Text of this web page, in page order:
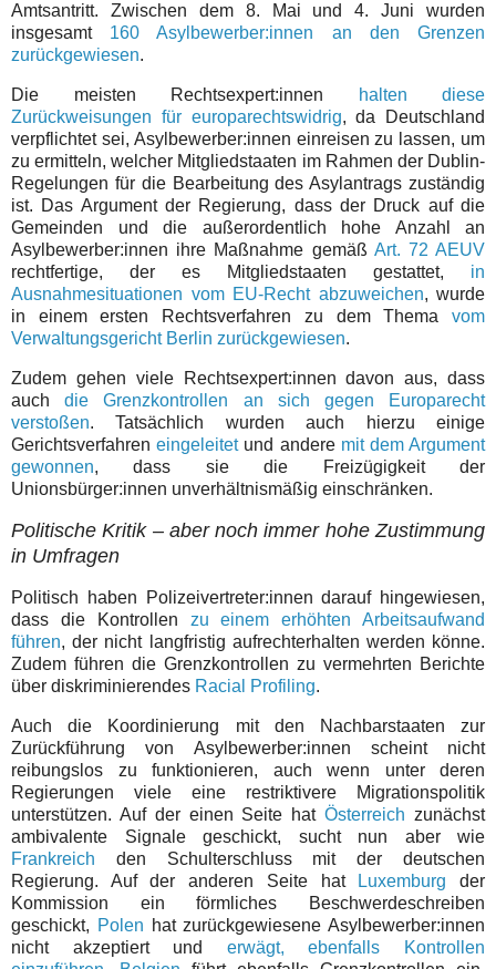
Amtsantritt. Zwischen dem 8. Mai und 4. Juni wurden
insgesamt 160 Asylbewerber:innen an den Grenzen
zurückgewiesen.
Die meisten Rechtsexpert:innen
halten diese
Zurückweisungen für europarechtswidrig, da Deutschland
verpflichtet sei, Asylbewerber:innen einreisen zu lassen, um
zu ermitteln, welcher Mitgliedstaaten im Rahmen der Dublin-
Regelungen für die Bearbeitung des Asylantrags zuständig
ist. Das Argument der Regierung, dass der Druck auf die
Gemeinden und die außerordentlich hohe Anzahl an
Asylbewerber:innen ihre Maßnahme gemäß Art. 72 AEUV
rechtfertige, der es Mitgliedstaaten gestattet, in
Ausnahmesituationen vom EU-Recht abzuweichen, wurde
in einem ersten Rechtsverfahren zu dem Thema vom
Verwaltungsgericht Berlin zurückgewiesen.
Zudem gehen viele Rechtsexpert:innen davon aus, dass
auchdie Grenzkontrollen an sich gegen Europarecht
verstoßen. Tatsächlich wurden auch hierzu einige
Gerichtsverfahreneingeleitetund andere mit dem Argument
gewonnen, dass sie die Freizügigkeit der
Unionsbürger:innen unverhältnismäßig einschränken.
Politische Kritik – aber noch immer hohe Zustimmung
in Umfragen
Politisch haben Polizeivertreter:innen darauf hingewiesen,
dass die Kontrollen zu einem erhöhten Arbeitsaufwand
führen, der nicht langfristig aufrechterhalten werden könne.
Zudem führen die Grenzkontrollen zu vermehrten Berichte
über diskriminierendes Racial Profiling.
Auch die Koordinierung mit den Nachbarstaaten zur
Zurückführung von Asylbewerber:innen scheint nicht
reibungslos zu funktionieren, auch wenn unter deren
Regierungen viele eine restriktivere Migrationspolitik
unterstützen. Auf der einen Seite hatÖsterreich zunächst
ambivalente Signale geschickt, sucht nun aber wie
Frankreich den Schulterschluss mit der deutschen
Regierung. Auf der anderen Seite hat
Luxemburg der
Kommission ein förmliches Beschwerdeschreiben
geschickt, Polen hat zurückgewiesene Asylbewerber:innen
nicht akzeptiert und erwägt, ebenfalls Kontrollen